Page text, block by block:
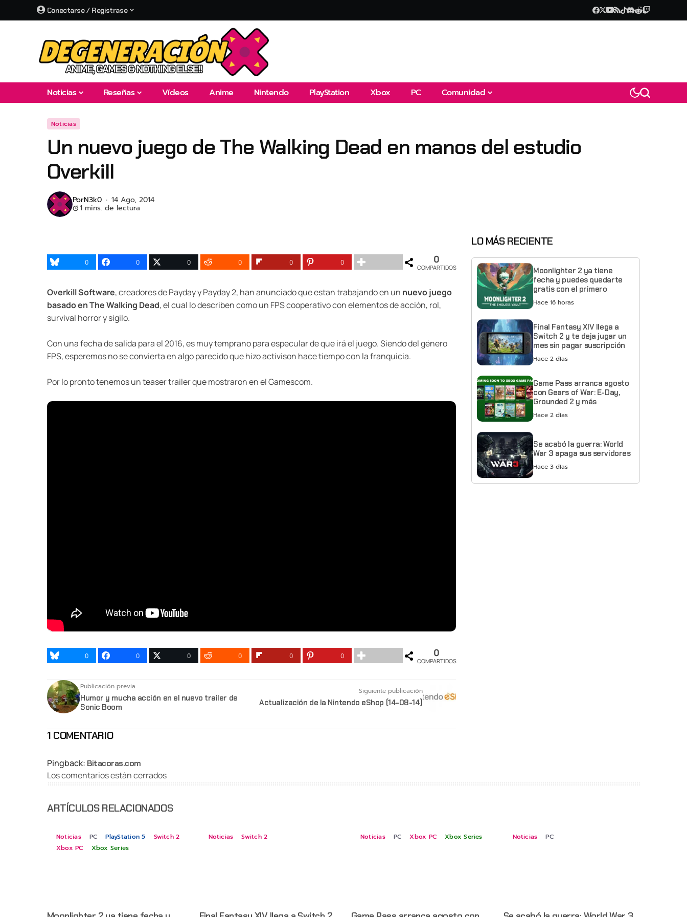
Conectarse / Registrase
Noticias Reseñas Vídeos Anime Nintendo PlayStation Xbox PC Comunidad
Noticias
Un nuevo juego de The Walking Dead en manos del estudio
Overkill
PorN3k0 14 Ago, 2014
1 mins. de lectura
0 0 0 0 0 0 0
COMPARTIDOS
Overkill Software, creadores de Payday y Payday 2, han anunciado que estan trabajando en un nuevo juego
basado en The Walking Dead, el cual lo describen como un FPS cooperativo con elementos de acción, rol,
survival horror y sigilo.
Con una fecha de salida para el 2016, es muy temprano para especular de que irá el juego. Siendo del género
FPS, esperemos no se convierta en algo parecido que hizo activison hace tiempo con la franquicia.
Por lo pronto tenemos un teaser trailer que mostraron en el Gamescom.
0 0 0 0 0 0 0
COMPARTIDOS
Publicación previa
Humor y mucha acción en el nuevo trailer de
Sonic Boom
Siguiente publicación
Actualización de la Nintendo eShop (14-08-14)
1 COMENTARIO
Pingback: Bitacoras.com
Los comentarios están cerrados
LO MÁS RECIENTE
Moonlighter 2 ya tiene
fecha y puedes quedarte
gratis con el primero
Hace 16 horas
Final Fantasy XIV llega a
Switch 2 y te deja jugar un
mes sin pagar suscripción
Hace 2 días
Game Pass arranca agosto
con Gears of War: E-Day,
Grounded 2 y más
Hace 2 días
Se acabó la guerra: World
War 3 apaga sus servidores
Hace 3 días
ARTÍCULOS RELACIONADOS
Noticias PC PlayStation 5
Switch 2
Xbox PC
Xbox Series
Noticias Switch 2 Noticias PC Xbox PC Xbox Series Noticias PC